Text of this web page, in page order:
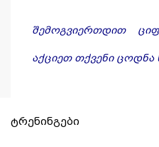
შემოგვიერთდით
აქციეთ თქვენი ცოდნა
ტრენინგები